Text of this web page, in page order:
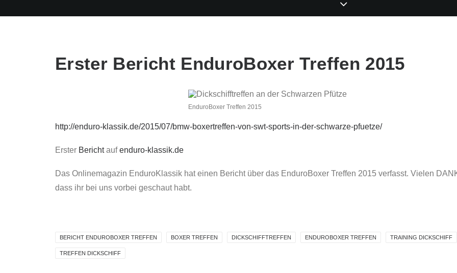
Erster Bericht EnduroBoxer Treffen 2015
EnduroBoxer Treffen 2015
http://enduro-klassik.de/2015/07/bmw-boxertreffen-von-swt-sports-in-der-schwarze-pfuetze/
Erster Berichtaufenduro-klassik.de
Das Onlinemagazin EnduroKlassik hat einen Bericht über das EnduroBoxer Treffen 2015 verfasst. Vielen
dass ihr bei uns vorbei geschaut habt.
BERICHT ENDUROBOXER TREFFEN BOXER TREFFEN DICKSCHIFFTREFFEN ENDUROBOXER TREFFEN TRAINING DICKSCHIFF
TREFFEN DICKSCHIFF